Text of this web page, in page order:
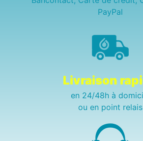
PayPal
Livraison
en 24/48h à
ou en point relais